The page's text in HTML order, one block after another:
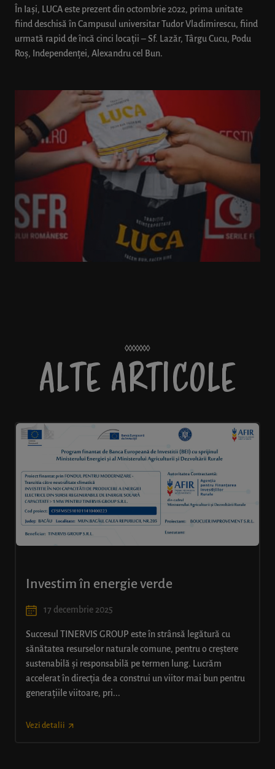
În Iași, LUCA este prezent din octombrie 2022, prima unitate
fiind deschisă în Campusul universitar Tudor Vladimirescu, fiind
urmată rapid de încă cinci locații – Sf. Lazăr, Târgu Cucu, Podu
Roș, Independenței, Alexandru cel Bun.
ALTE ARTICOLE
Investim în energie verde
17 decembrie 2025
Succesul TINERVIS GROUP este în strânsă legătură cu
sănătatea resurselor naturale comune, pentru o creștere
sustenabilă și responsabilă pe termen lung. Lucrăm
accelerat în direcția de a construi un viitor mai bun pentru
generațiile viitoare, pri...
Vezi detalii